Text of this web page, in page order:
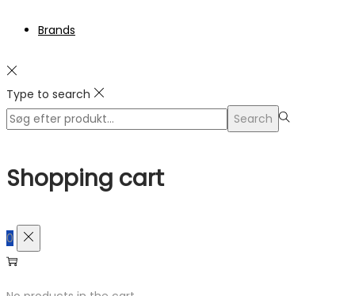
Brands
Type to search
Search
Search
Shopping cart
0